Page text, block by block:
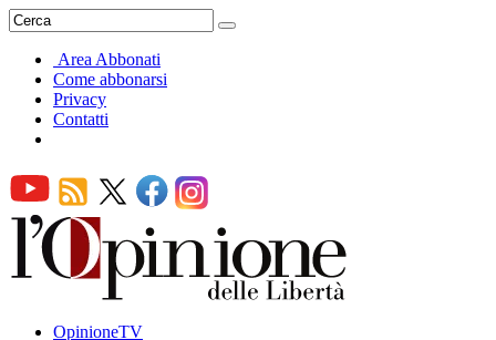
Area Abbonati
Come abbonarsi
Privacy
Contatti
OpinioneTV